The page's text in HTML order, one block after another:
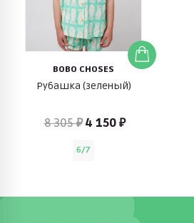
BOBO CHOSES
Рубашка (зеленый)
8 305 ₽ 4 150 ₽
6/7